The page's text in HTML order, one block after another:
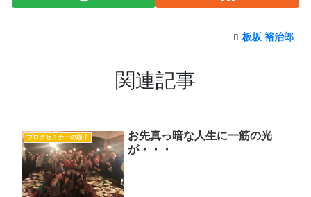
板坂 裕治郎
関連記事
ブログセミナーの様子
お先真っ暗な人生に一筋の光
が・・・